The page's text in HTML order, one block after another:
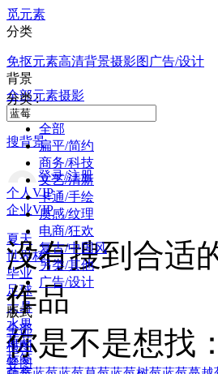
觅元素
分类
免抠元素高清背景摄影图 广告/设计
背景
全部元素摄影
搜背景
登录/注册
个人VIP
企业VIP
夏天
世界杯
毕业
足球
大暑
水果
荷花
标签
分类 :
全部
扁平/简约
商务/科技
文艺/清新
卡通/手绘
质感/纹理
电商/狂欢
复古/中国风
另类/其他
广告/设计
版式
全部
横图
竖图
没有搜到合适
作品
你是不是想找：